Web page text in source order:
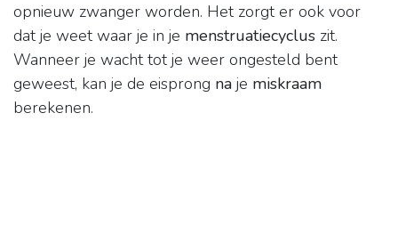
opnieuw zwanger worden. Het zorgt er ook voor
dat je weet waar je in je menstruatiecyclus zit.
Wanneer je wacht tot je weer ongesteld bent
geweest, kan je de eisprong na je miskraam
berekenen.